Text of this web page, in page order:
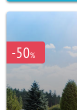
-50%